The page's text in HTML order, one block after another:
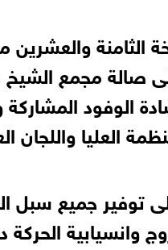
الثامنة والعشرين
صالة مجمع الشيخ
الوفود
العليا
جميع سبل
وانسيابية